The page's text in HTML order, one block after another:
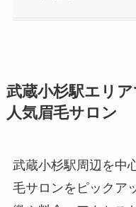
武蔵小杉駅エリ
人気眉毛サロン
武蔵小杉駅周辺を中
毛サロンをピックア